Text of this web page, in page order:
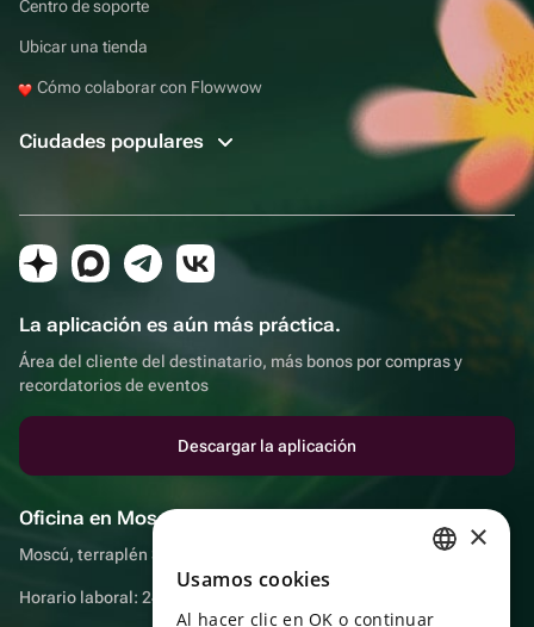
Centro de soporte
Ubicar una tienda
Cómo colaborar con Flowwow
Ciudades populares
La aplicación es aún más práctica.
Área del cliente del destinatario, más bonos por compras y
recordatorios de eventos
Descargar la aplicación
Oficina en Moscú
Moscú, terraplén Sadovnicheskaya, 9, sala 2/3
Horario laboral: 24 horas
ENGLISH
×
Usamos cookies
Al hacer clic en OK o continuar